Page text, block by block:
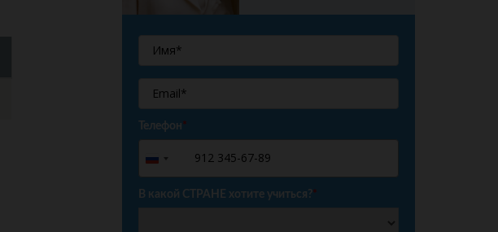
Телефон*
Russia
+7
В какой СТРАНЕ хотите учиться?*